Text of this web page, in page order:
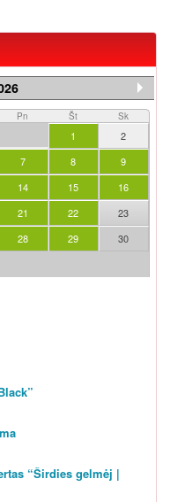
Pn Št Sk
1
2
7 8
9
14 15
16
21 22
23
28 29
30
“Širdies gelmėj |